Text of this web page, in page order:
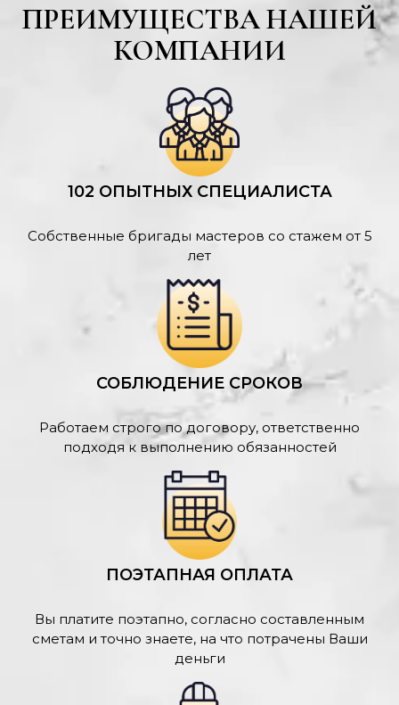
ПРЕИМУЩЕСТВА НАШЕЙ
КОМПАНИИ
102 ОПЫТНЫХ СПЕЦИАЛИСТА
Собственные бригады мастеров со стажем от 5
лет
СОБЛЮДЕНИЕ СРОКОВ
Работаем строго по договору, ответственно
подходя к выполнению обязанностей
ПОЭТАПНАЯ ОПЛАТА
Вы платите поэтапно, согласно составленным
сметам и точно знаете, на что потрачены Ваши
деньги